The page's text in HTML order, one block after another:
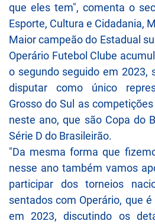
que eles tem", comenta o
Esporte, Cultura e Cidadania,
Maior campeão do Estadual
Operário Futebol Clube
o segundo seguido em 2023,
disputar como único
Grosso do Sul as
neste ano, que são Copa do
Série D do Brasileirão.
"Da mesma forma que
nesse ano também vamos
participar dos torneios
sentados com Operário, que
em 2023, discutindo os